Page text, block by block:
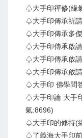
♤大手印禪修(緣
♤大手印傳承祈
♤大手印傳承多
♤大手印傳承啟
♤大手印傳承啟
♤大手印傳承啟
♤大手印 佛學問
♤大手印論 大手
氣:8696)
♤大手印的修持(
♤了義海大手印